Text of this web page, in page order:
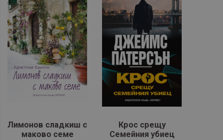
Лимонов сладкиш с
маково семе
Крос срещу
Семейния убиец